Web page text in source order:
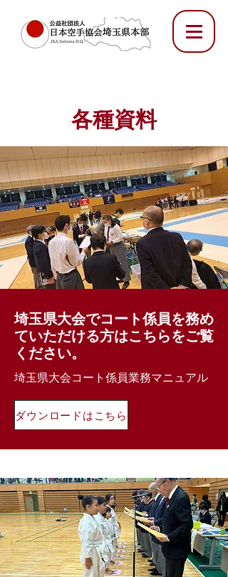
各種資料
埼玉県大会でコート係員を務め
ていただける方はこちらをご覧
ください。
埼玉県大会コート係員業務マニュアル
ダウンロードはこちら